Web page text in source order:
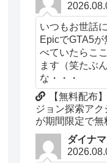
いつもお世話
EpicでGTA5
べていたらこ
ます（笑たぶ
な・・・
【無料配布
ジョン探索アク
が期間限定で無
ダイナ